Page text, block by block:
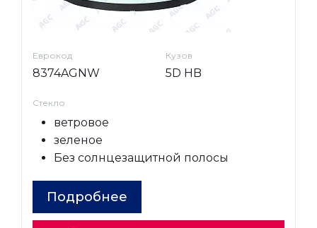
Еврокод
8374AGNW
Кузов
5D HB
Стекло
ветровое
зеленое
Без солнцезащитной полосы
Подробнее